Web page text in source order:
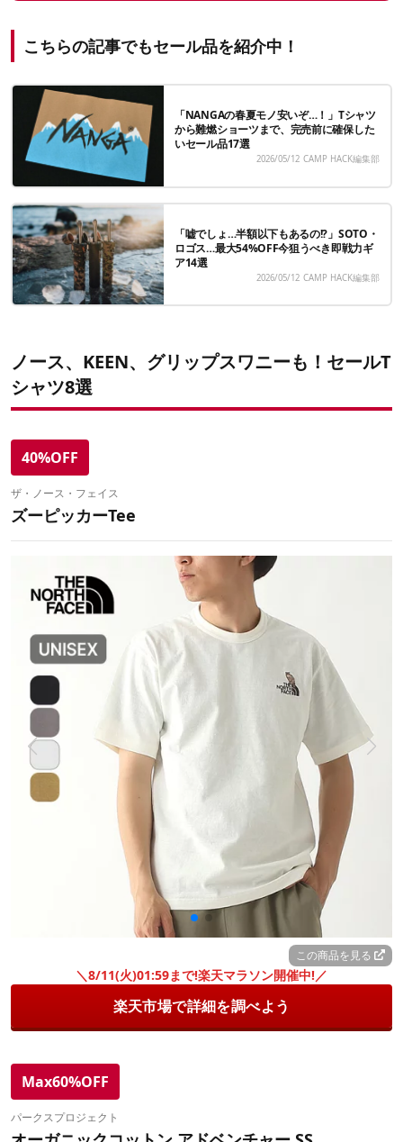
こちらの記事でもセール品を紹介中！
「NANGAの春夏モノ安いぞ…！」Tシャツ
から難燃ショーツまで、完売前に確保した
いセール品17選
2026/05/12 CAMP HACK編集部
「嘘でしょ…半額以下もあるの!?」SOTO・
ロゴス…最大54%OFF今狙うべき即戦力ギ
ア14選
2026/05/12 CAMP HACK編集部
ノース、KEEN、グリップスワニーも！セールT
シャツ8選
40%OFF
ザ・ノース・フェイス
ズーピッカーTee
この商品を見る
＼8/11(火)01:59まで!楽天マラソン開催中!／
楽天市場で詳細を調べよう
Max60%OFF
パークスプロジェクト